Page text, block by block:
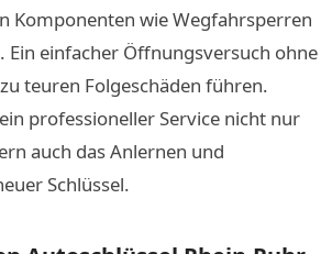
Komponenten wie Wegfahrsperren
Ein einfacher Öffnungsversuch ohne
teuren Folgeschäden führen.
professioneller Service nicht nur
auch das Anlernen und
Schlüssel.